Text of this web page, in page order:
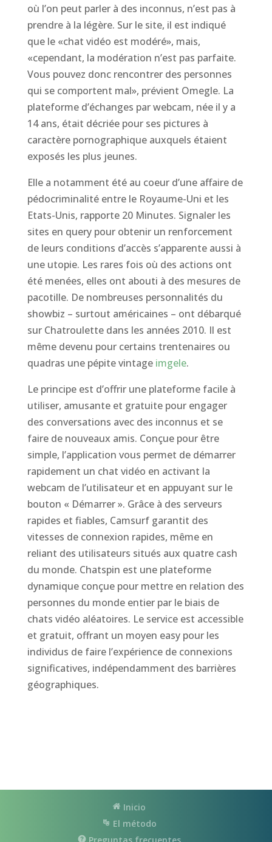
où l’on peut parler à des inconnus, n’est pas à
prendre à la légère. Sur le site, il est indiqué
que le «chat vidéo est modéré», mais,
«cependant, la modération n’est pas parfaite.
Vous pouvez donc rencontrer des personnes
qui se comportent mal», prévient Omegle. La
plateforme d’échanges par webcam, née il y a
14 ans, était décriée pour ses pictures à
caractère pornographique auxquels étaient
exposés les plus jeunes.
Elle a notamment été au coeur d’une affaire de
pédocriminalité entre le Royaume-Uni et les
Etats-Unis, rapporte 20 Minutes. Signaler les
sites en query pour obtenir un renforcement
de leurs conditions d’accès s’apparente aussi à
une utopie. Les rares fois où des actions ont
été menées, elles ont abouti à des mesures de
pacotille. De nombreuses personnalités du
showbiz – surtout américaines – ont débarqué
sur Chatroulette dans les années 2010. Il est
même devenu pour certains trentenaires ou
quadras une pépite vintage imgele.
Le principe est d’offrir une plateforme facile à
utiliser, amusante et gratuite pour engager
des conversations avec des inconnus et se
faire de nouveaux amis. Conçue pour être
simple, l’application vous permet de démarrer
rapidement un chat vidéo en activant la
webcam de l’utilisateur et en appuyant sur le
bouton « Démarrer ». Grâce à des serveurs
rapides et fiables, Camsurf garantit des
vitesses de connexion rapides, même en
reliant des utilisateurs situés aux quatre cash
du monde. Chatspin est une plateforme
dynamique conçue pour mettre en relation des
personnes du monde entier par le biais de
chats vidéo aléatoires. Le service est accessible
et gratuit, offrant un moyen easy pour les
individus de faire l’expérience de connexions
significatives, indépendamment des barrières
géographiques.
Inicio
El método